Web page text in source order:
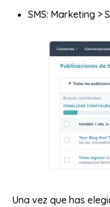
SMS: Marketing >
Una vez que has